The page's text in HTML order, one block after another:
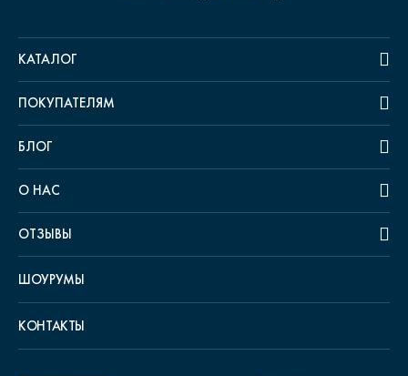
КАТАЛОГ
ПОКУПАТЕЛЯМ
БЛОГ
О НАС
ОТЗЫВЫ
ШОУРУМЫ
КОНТАКТЫ